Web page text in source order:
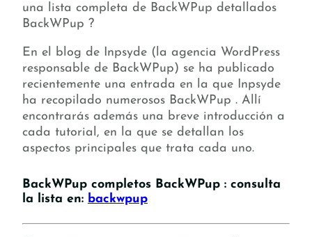
una lista completa de BackWPup detallados
BackWPup ?
En el blog de Inpsyde (la agencia WordPress
responsable de BackWPup) se ha publicado
recientemente una entrada en la que Inpsyde
ha recopilado numerosos BackWPup . Allí
encontrarás además una breve introducción a
cada tutorial, en la que se detallan los
aspectos principales que trata cada uno.
BackWPup completos BackWPup : consulta
la lista en: backwpup